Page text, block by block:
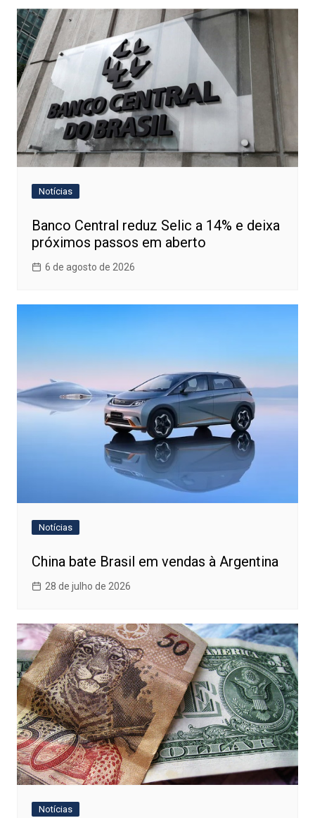
Post
Notícias
Banco Central reduz Selic a 14% e deixa
próximos passos em aberto
6 de agosto de 2026
Notícias
China bate Brasil em vendas à Argentina
28 de julho de 2026
Notícias